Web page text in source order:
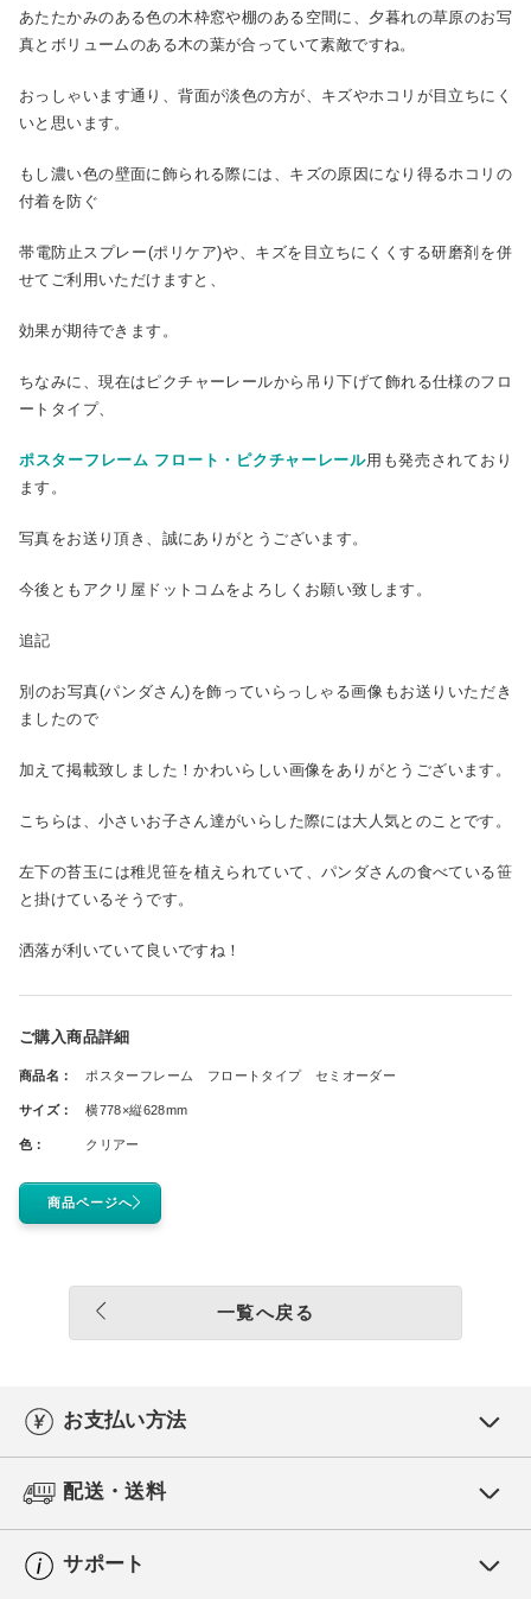
あたたかみのある色の木枠窓や棚のある空間に、夕暮れの草原のお写
真とボリュームのある木の葉が合っていて素敵ですね。
おっしゃいます通り、背面が淡色の方が、キズやホコリが目立ちにく
いと思います。
もし濃い色の壁面に飾られる際には、キズの原因になり得るホコリの
付着を防ぐ
帯電防止スプレー(ポリケア)や、キズを目立ちにくくする研磨剤を併
せてご利用いただけますと、
効果が期待できます。
ちなみに、現在はピクチャーレールから吊り下げて飾れる仕様のフロ
ートタイプ、
ポスターフレーム フロート・ピクチャーレール用も発売されており
ます。
写真をお送り頂き、誠にありがとうございます。
今後ともアクリ屋ドットコムをよろしくお願い致します。
追記
別のお写真(パンダさん)を飾っていらっしゃる画像もお送りいただき
ましたので
加えて掲載致しました！かわいらしい画像をありがとうございます。
こちらは、小さいお子さん達がいらした際には大人気とのことです。
左下の苔玉には稚児笹を植えられていて、パンダさんの食べている笹
と掛けているそうです。
洒落が利いていて良いですね！
ご購入商品詳細
商品名： ポスターフレーム フロートタイプ セミオーダー
サイズ： 横778×縦628mm
色： クリアー
商品ページへ
一覧へ戻る
お支払い方法
配送・送料
サポート